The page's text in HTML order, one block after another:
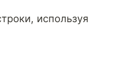
используя